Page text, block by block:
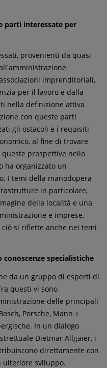
parti interessate per
provenienti da quasi
imprenditoriali,
per il lavoro e dalla
nella definizione attiva
con queste parti
gli ostacoli e i requisiti
al fine di trovare
prospettive nello
ha organizzato un
I temi della manodopera
in particolare,
della località e una
e imprese,
si riflette anche nei temi
specialistiche
da un gruppo di esperti di
questi vi sono
delle principali
Porsche, Mann +
In un dialogo
Dietmar Allgaier, i
direttamente con
ulteriore sviluppo.